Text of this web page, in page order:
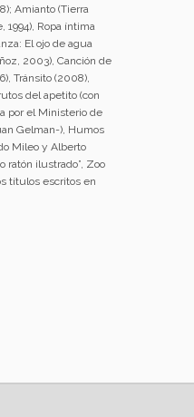
Amianto (Tierra
1994), Ropa íntima
El ojo de agua
2003), Canción de
Tránsito (2008),
del apetito (con
por el Ministerio de
Gelman-), Humos
Mileo y Alberto
ratón ilustrado”, Zoo
títulos escritos en